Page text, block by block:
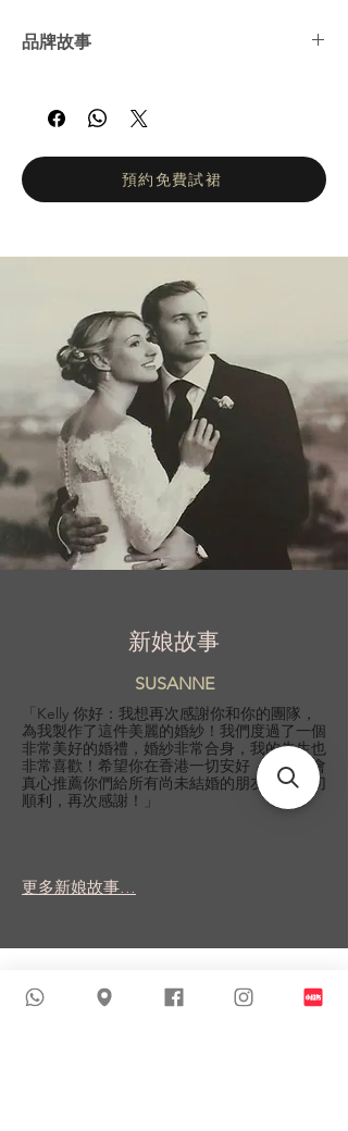
品牌故事
設計巧妙融合。 Anny 是家族第二代設計師。
她將現代剪裁與創意設計巧妙融合，展現出獨
Couture 注重細節，真正體現了原創精神，為
婚紗市場注入了一股清新氣息。
預約免費試裙
新娘故事
SUSANNE
「Kelly 你好：我想再次感謝你和你的團隊，
為我製作了這件美麗的婚紗！我們度過了一個
非常美好的婚禮，婚紗非常合身，我的先生也
非常喜歡！希望你在香港一切安好，我一定會
真心推薦你們給所有尚未結婚的朋友！祝一切
順利，再次感謝！」
更多新娘故事...
類似商品